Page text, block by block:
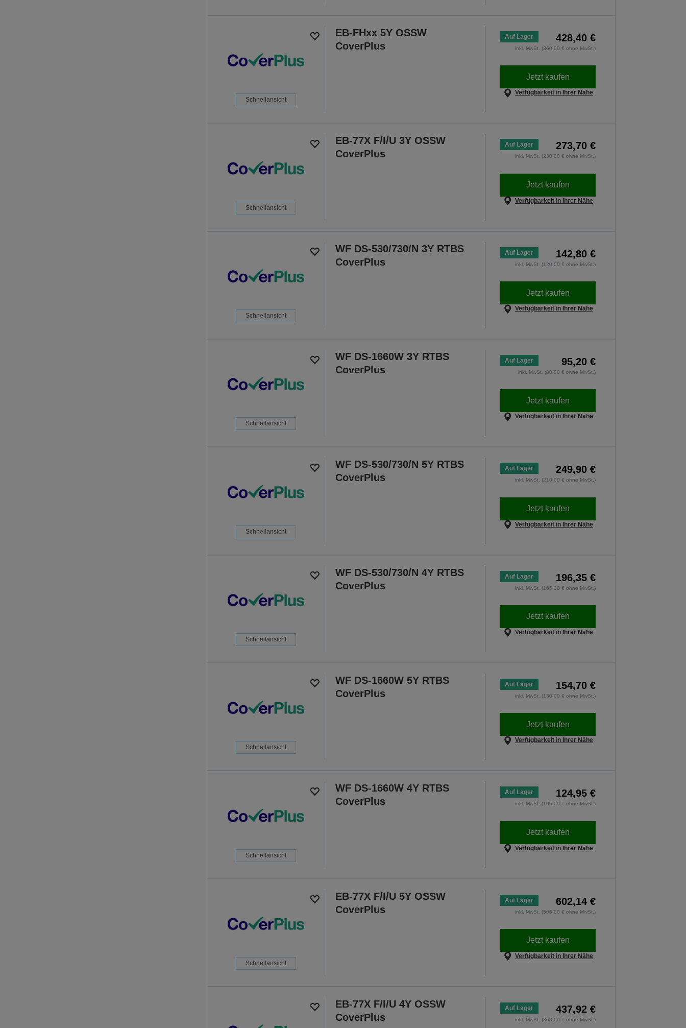
Schnellansicht
EB-FHxx 5Y OSSW
CoverPlus
Auf Lager 428,40 €
inkl. MwSt. (360,00 € ohne MwSt.)
Jetzt kaufen
Verfügbarkeit in Ihrer Nähe
Schnellansicht
EB-77X F/I/U 3Y OSSW
CoverPlus
Auf Lager 273,70 €
inkl. MwSt. (230,00 € ohne MwSt.)
Jetzt kaufen
Verfügbarkeit in Ihrer Nähe
Schnellansicht
WF DS-530/730/N 3Y RTBS
CoverPlus
Auf Lager 142,80 €
inkl. MwSt. (120,00 € ohne MwSt.)
Jetzt kaufen
Verfügbarkeit in Ihrer Nähe
Schnellansicht
WF DS-1660W 3Y RTBS
CoverPlus
Auf Lager 95,20 €
inkl. MwSt. (80,00 € ohne MwSt.)
Jetzt kaufen
Verfügbarkeit in Ihrer Nähe
Schnellansicht
WF DS-530/730/N 5Y RTBS
CoverPlus
Auf Lager 249,90 €
inkl. MwSt. (210,00 € ohne MwSt.)
Jetzt kaufen
Verfügbarkeit in Ihrer Nähe
Schnellansicht
WF DS-530/730/N 4Y RTBS
CoverPlus
Auf Lager 196,35 €
inkl. MwSt. (165,00 € ohne MwSt.)
Jetzt kaufen
Verfügbarkeit in Ihrer Nähe
Schnellansicht
WF DS-1660W 5Y RTBS
CoverPlus
Auf Lager 154,70 €
inkl. MwSt. (130,00 € ohne MwSt.)
Jetzt kaufen
Verfügbarkeit in Ihrer Nähe
Schnellansicht
WF DS-1660W 4Y RTBS
CoverPlus
Auf Lager 124,95 €
inkl. MwSt. (105,00 € ohne MwSt.)
Jetzt kaufen
Verfügbarkeit in Ihrer Nähe
Schnellansicht
EB-77X F/I/U 5Y OSSW
CoverPlus
Auf Lager 602,14 €
inkl. MwSt. (506,00 € ohne MwSt.)
Jetzt kaufen
Verfügbarkeit in Ihrer Nähe
EB-77X F/I/U 4Y OSSW
CoverPlus
Auf Lager 437,92 €
inkl. MwSt. (368,00 € ohne MwSt.)